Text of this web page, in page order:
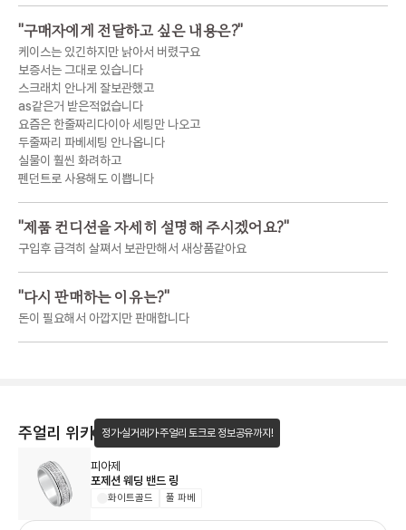
"구매자에게 전달하고 싶은 내용은?"
케이스는 있긴하지만 낡아서 버렸구요
보증서는 그대로 있습니다
스크래치 안나게 잘보관했고
as같은거 받은적없습니다
요즘은 한줄짜리다이아 세팅만 나오고
두줄짜리 파베세팅 안나옵니다
실물이 훨씬 화려하고
펜던트로 사용해도 이쁩니다
"제품 컨디션을 자세히 설명해 주시겠어요?"
구입후 급격히 살쪄서 보관만해서 새상품같아요
"다시 판매하는 이유는?"
돈이 필요해서 아깝지만 판매합니다
주얼리 위키 정가·실거래가·주얼리 토크로 정보공유까지!
피아제
포제션 웨딩 밴드 링
화이트골드 풀 파베